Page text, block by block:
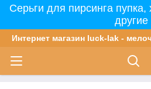
Серьги для пирсинга
другие
Интернет магазин luck-lak -